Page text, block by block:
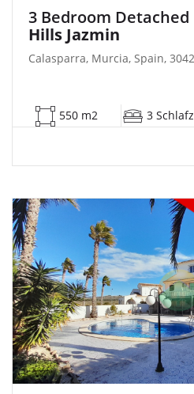
3 Bedroom Detached
Hills Jazmin
Calasparra, Murcia, Spain,
550 m2 3